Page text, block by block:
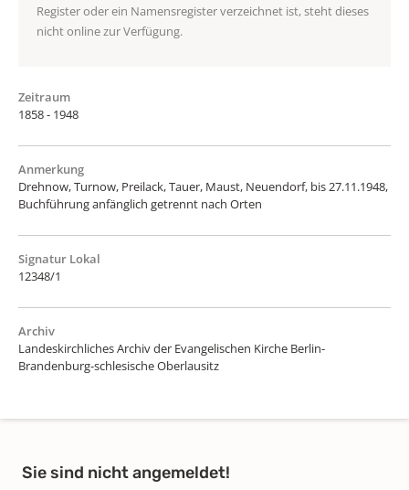
Register oder ein Namensregister verzeichnet ist, steht dieses
nicht online zur Verfügung.
Zeitraum
1858 - 1948
Anmerkung
Drehnow, Turnow, Preilack, Tauer, Maust, Neuendorf, bis 27.11.1948,
Buchführung anfänglich getrennt nach Orten
Signatur Lokal
12348/1
Archiv
Landeskirchliches Archiv der Evangelischen Kirche Berlin-
Brandenburg-schlesische Oberlausitz
Sie sind nicht angemeldet!